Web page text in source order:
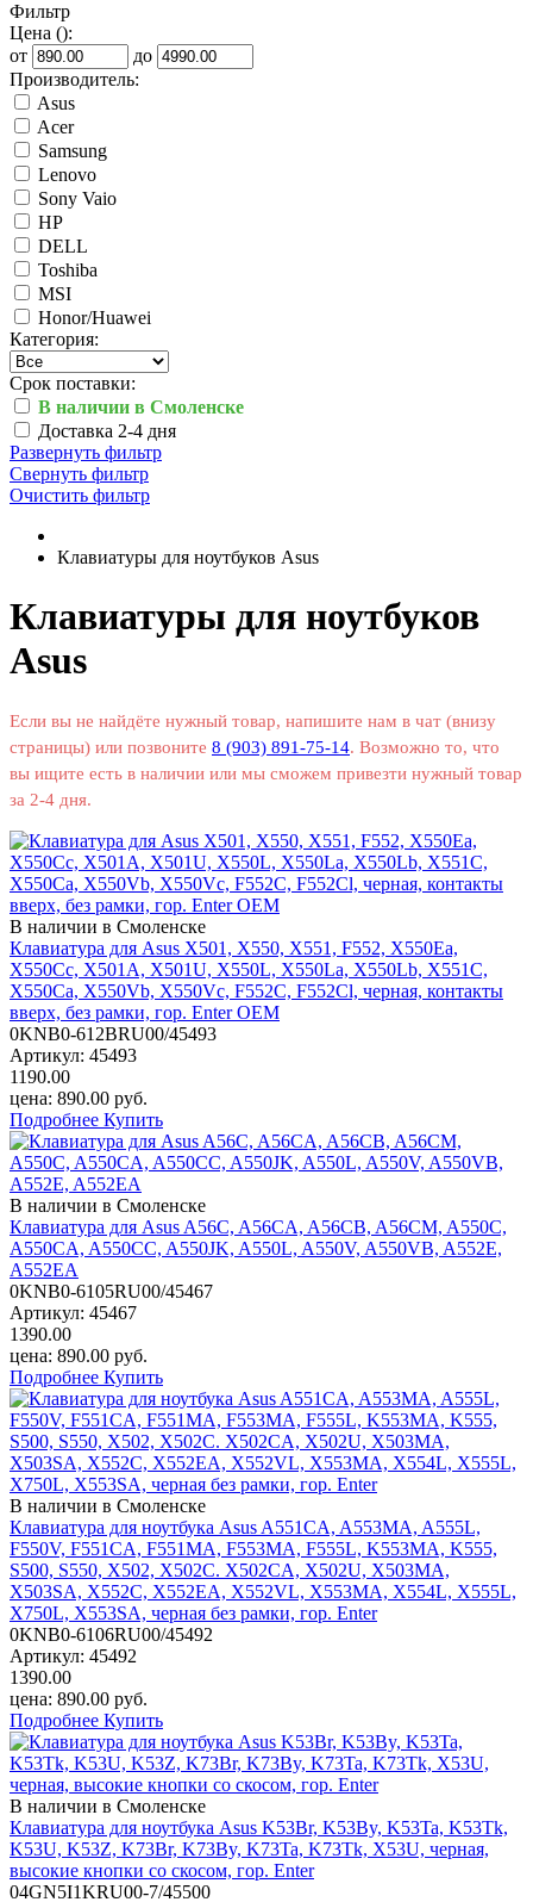
Фильтр
Цена ():
от
до
Производитель:
Asus
Acer
Samsung
Lenovo
Sony Vaio
HP
DELL
Toshiba
MSI
Honor/Huawei
Категория:
Срок поставки:
В наличии в Смоленске
Доставка 2-4 дня
Развернуть фильтр
Свернуть фильтр
Очистить фильтр
Клавиатуры для ноутбуков Asus
Клавиатуры для ноутбуков
Asus
Если вы не найдёте нужный товар, напишите нам в чат (внизу
страницы) или позвоните 8 (903) 891-75-14. Возможно то, что
вы ищите есть в наличии или мы сможем привезти нужный товар
за 2-4 дня.
В наличии в Смоленске
Клавиатура для Asus X501, X550, X551, F552, X550Ea,
X550Cc, X501A, X501U, X550L, X550La, X550Lb, X551C,
X550Ca, X550Vb, X550Vc, F552C, F552Cl, черная, контакты
вверх, без рамки, гор. Enter OEM
0KNB0-612BRU00/45493
Артикул: 45493
1190.00
цена: 890.00 руб.
Подробнее Купить
В наличии в Смоленске
Клавиатура для Asus A56C, A56CA, A56CB, A56CM, A550C,
A550CA, A550CC, A550JK, A550L, A550V, A550VB, A552E,
A552EA
0KNB0-6105RU00/45467
Артикул: 45467
1390.00
цена: 890.00 руб.
Подробнее Купить
В наличии в Смоленске
Клавиатура для ноутбука Asus A551CA, A553MA, A555L,
F550V, F551CA, F551MA, F553MA, F555L, K553MA, K555,
S500, S550, X502, X502C. X502CA, X502U, X503MA,
X503SA, X552C, X552EA, X552VL, X553MA, X554L, X555L,
X750L, X553SA, черная без рамки, гор. Enter
0KNB0-6106RU00/45492
Артикул: 45492
1390.00
цена: 890.00 руб.
Подробнее Купить
В наличии в Смоленске
Клавиатура для ноутбука Asus K53Br, K53By, K53Ta, K53Tk,
K53U, K53Z, K73Br, K73By, K73Ta, K73Tk, X53U, черная,
высокие кнопки со скосом, гор. Enter
04GN5I1KRU00-7/45500